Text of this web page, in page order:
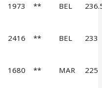
1973 ** BEL
2416 ** BEL 233
1680 ** MAR 225